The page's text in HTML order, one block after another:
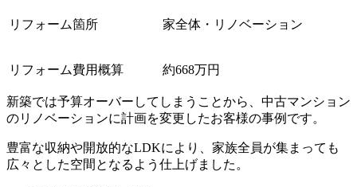
リフォーム箇所 家全体・リノベーション
リフォーム費用概算 約668万円
新築では予算オーバーしてしまうことから、中古マンション
のリノベーションに計画を変更したお客様の事例です。
豊富な収納や開放的なLDKにより、家族全員が集まっても
広々とした空間となるよう仕上げました。